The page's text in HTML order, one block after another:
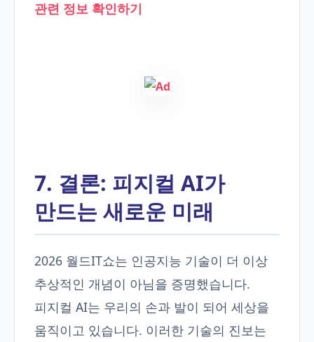
관련 정보 확인하기
7. 결론: 피지컬 AI가
만드는 새로운 미래
2026 월드IT쇼는 인공지능 기술이 더 이상
추상적인 개념이 아님을 증명했습니다.
피지컬 AI는 우리의 손과 발이 되어 세상을
움직이고 있습니다. 이러한 기술의 진보는